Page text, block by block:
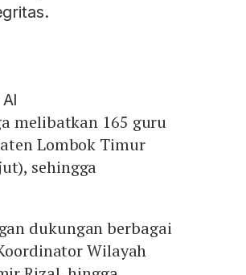
melibatkan 165 guru
Lombok Timur
sehingga
dukungan berbagai
Wilayah